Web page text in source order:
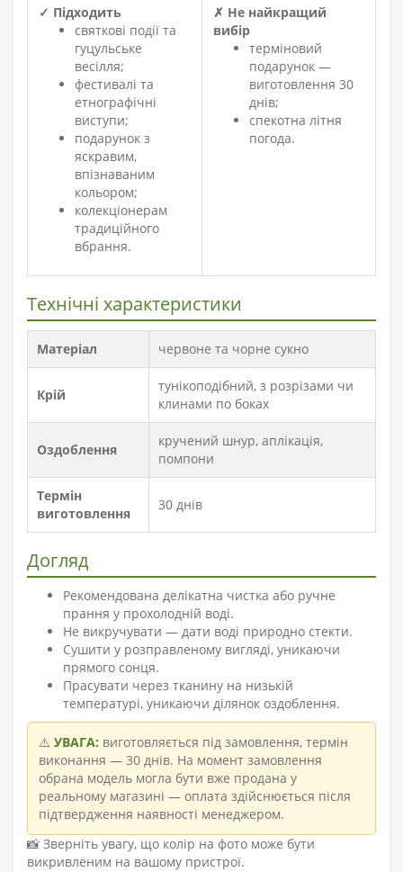
✓ Підходить
святкові події та
гуцульське
весілля;
фестивалі та
етнографічні
виступи;
подарунок з
яскравим,
впізнаваним
кольором;
колекціонерам
традиційного
вбрання.
✗ Не найкращий
вибір
терміновий
подарунок —
виготовлення 30
днів;
спекотна літня
погода.
Технічні характеристики
Матеріал червоне та чорне сукно
Крій
тунікоподібний, з розрізами чи
клинами по боках
Оздоблення
кручений шнур, аплікація,
помпони
Термін
виготовлення
30 днів
Догляд
Рекомендована делікатна чистка або ручне
прання у прохолодній воді.
Не викручувати — дати воді природно стекти.
Сушити у розправленому вигляді, уникаючи
прямого сонця.
Прасувати через тканину на низькій
температурі, уникаючи ділянок оздоблення.
⚠️ УВАГА: виготовляється під замовлення, термін
виконання — 30 днів. На момент замовлення
обрана модель могла бути вже продана у
реальному магазині — оплата здійснюється після
підтвердження наявності менеджером.
📸 Зверніть увагу, що колір на фото може бути
викривленим на вашому пристрої.